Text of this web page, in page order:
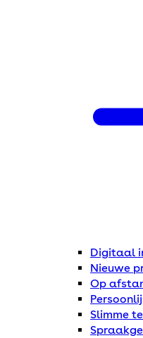
Digitaal
Nieuwe
Op
Slimme